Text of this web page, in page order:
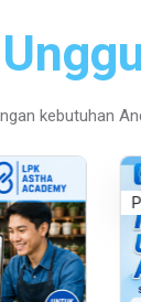
kebutuhan